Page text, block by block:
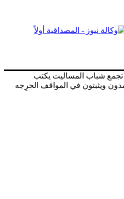
شباب المساليت يكتب
ويثبتون في المواقف الحرِجه